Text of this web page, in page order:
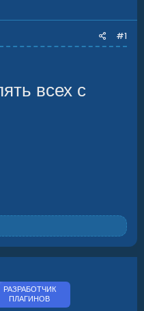
#1
всех с
РАЗРАБОТЧИК
ПЛАГИНОВ